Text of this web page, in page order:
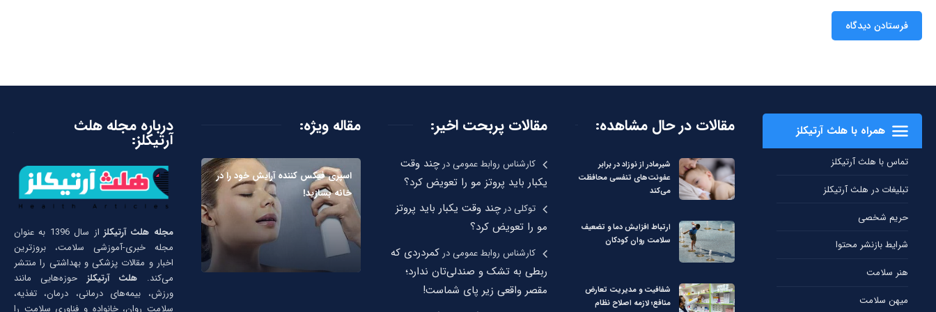
همراه با هلث آرتیکلز
تماس با هلث آرتیکلز
تبلیغات در هلث آرتیکلز
حریم شخصی
شرایط بازنشر محتوا
هنر سلامت
میهن سلامت
مقالات در حال مشاهده:
شیرمادر از نوزاد در برابر
عفونت‌های تنفسی محافظت
می‌کند
ارتباط افزایش دما و تضعیف
سلامت روان کودکان
شفافیت و مدیریت تعارض
منافع؛ لازمه اصلاح نظام
مقالات پربحت اخیر:
کارشناس روابط عمومیدرچند وقت
یکبار باید پروتز مو را تعویض کرد؟
توکلیدرچند وقت یکبار باید پروتز
مو را تعویض کرد؟
کارشناس روابط عمومیدر کمردردی که
ربطی به تشک و صندلی‌تان ندارد؛
مقصر واقعی زیر پای شماست!
مقاله ویژه:
اسپری فیکس کننده آرایش خود را در
خانه بسازید!
درباره مجله هلث
آرتیکلز:
مجله هلث آرتیکلز
از سال 1396 به عنوان
مجله خبری-آموزشی سلامت، بروزترین
اخبار و مقالات پزشکی و بهداشتی را منتشر
می‌کند. هلث آرتیکلز حوزه‌هایی مانند
ورزش، بیمه‌های درمانی، درمان، تغذیه،
سلامت روان، خانواده و فناوری سلامت را